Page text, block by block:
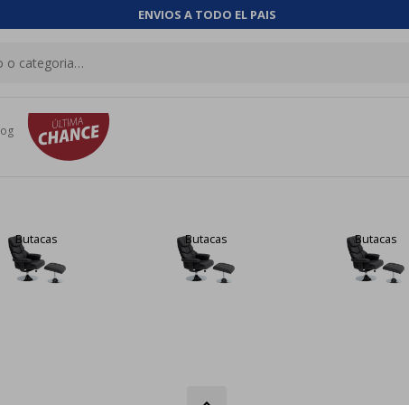
ENVIOS A TODO EL PAIS
Butacas Butacas Butacas